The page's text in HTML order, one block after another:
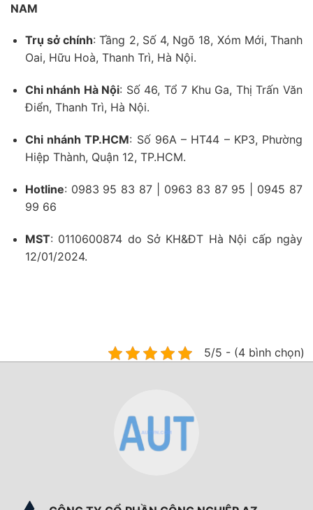
NAM
Trụ sở chính: Tầng 2, Số 4, Ngõ 18, Xóm Mới, Thanh
Oai, Hữu Hoà, Thanh Trì, Hà Nội.
Chi nhánh Hà Nội: Số 46, Tổ 7 Khu Ga, Thị Trấn Văn
Điển, Thanh Trì, Hà Nội.
Chi nhánh TP.HCM: Số 96A – HT44 – KP3, Phường
Hiệp Thành, Quận 12, TP.HCM.
Hotline: 0983 95 83 87 | 0963 83 87 95 | 0945 87
99 66
MST: 0110600874 do Sở KH&ĐT Hà Nội cấp ngày
12/01/2024.
5/5 - (4 bình chọn)